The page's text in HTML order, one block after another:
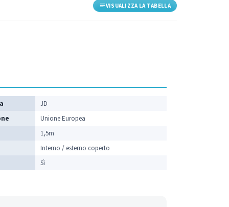
VISUALIZZA LA TABELLA
JD
Unione Europea
1,5m
Interno / esterno coperto
Sì